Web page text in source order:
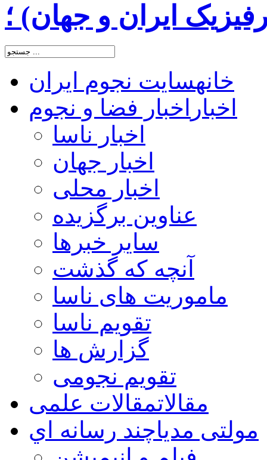
ایران و جهان) ؛
خانهسایت نجوم ایران
اخبار اخبار فضا و نجوم
اخبار ناسا
اخبار جهان
اخبار محلی
عناوین برگزیده
سایر خبرها
آنچه که گذشت
ماموریت های ناسا
تقویم ناسا
گزارش ها
تقویم نجومی
مقالاتمقالات علمی
مولتی مدیاچند رسانه اي